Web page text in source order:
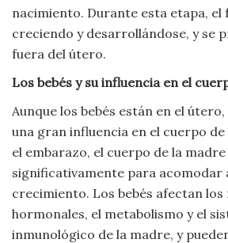
nacimiento. Durante esta etapa, el
creciendo y desarrollándose, y se
fuera del útero.
Los bebés y su influencia en el
Aunque los bebés están en el
una gran influencia en el cuerpo
el embarazo, el cuerpo de la madre
significativamente para acomodar
crecimiento. Los bebés afectan los
hormonales, el metabolismo y el
inmunológico de la madre, y